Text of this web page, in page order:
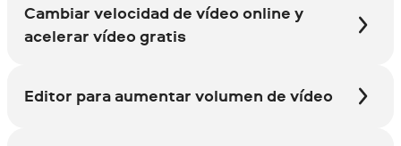
Cambiar velocidad de vídeo online y
acelerar vídeo gratis
Editor para aumentar volumen de vídeo